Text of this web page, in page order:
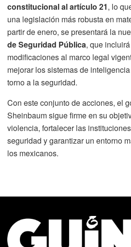
constitucional al artículo 21, lo
una legislación más robusta en
partir de enero, se presentará la
de Seguridad Pública, que
modificaciones al marco legal
mejorar los sistemas de
torno a la seguridad.
Con este conjunto de acciones, el
Sheinbaum sigue firme en su
violencia, fortalecer las
seguridad y garantizar un entorno
los mexicanos.